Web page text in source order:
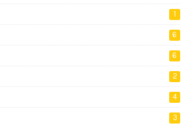
1
6
6
2
4
3